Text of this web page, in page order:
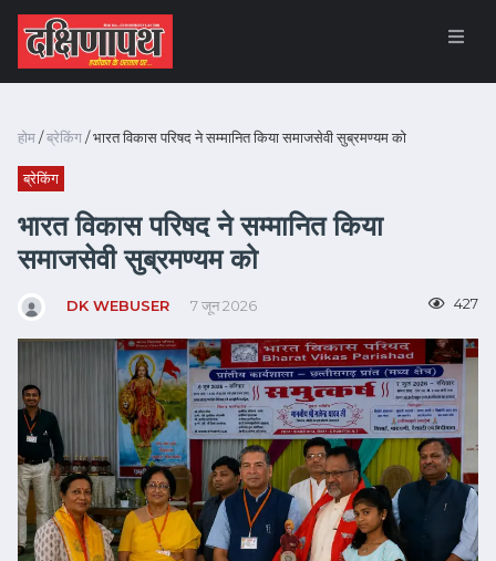
होम/ब्रेकिंग/ भारत विकास परिषद ने सम्मानित किया समाजसेवी सुब्रमण्यम को
ब्रेकिंग
भारत विकास परिषद ने सम्मानित किया
समाजसेवी सुब्रमण्यम को
DK WEBUSER 7 जून 2026 427